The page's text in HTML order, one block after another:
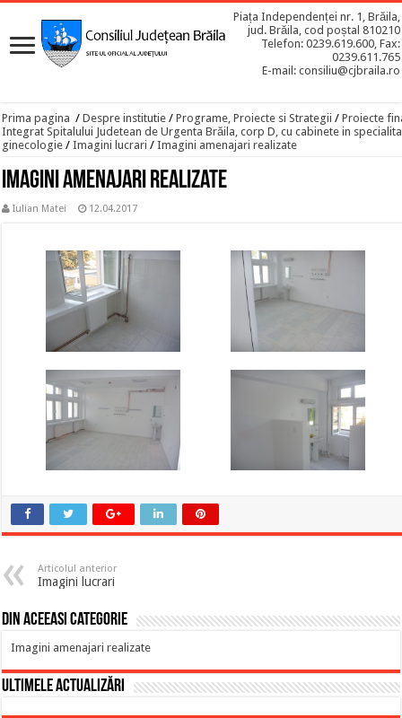
Piața Independenței nr. 1, Brăila,
jud. Brăila, cod poștal 810210
Telefon: 0239.619.600, Fax:
0239.611.765
E-mail: consiliu@cjbraila.ro
Prima pagina / Despre institutie / Programe, Proiecte si Strategii / Proiecte
Integrat Spitalului Judetean de Urgenta Brăila, corp D, cu cabinete in
ginecologie / Imagini lucrari / Imagini amenajari realizate
Imagini amenajari realizate
Iulian Matei 12.04.2017
Articolul anterior
Imagini lucrari
Din aceeasi categorie
Imagini amenajari realizate
Ultimele actualizări